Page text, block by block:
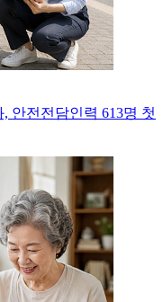
안전전담인력 613명 첫